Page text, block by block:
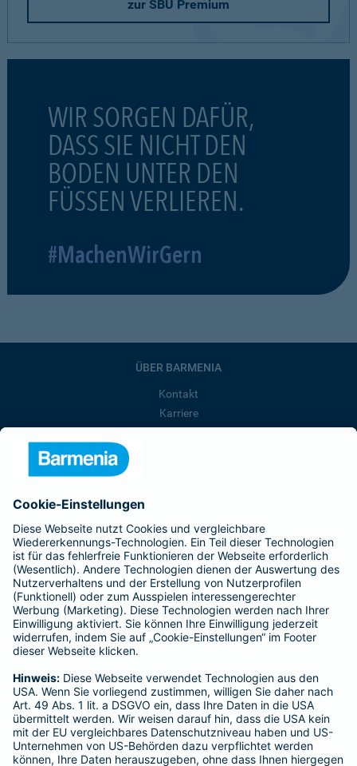
zur SBU Premium
WIR SORGEN DAFÜR,
DASS SIE NICHT DEN
BODEN UNTER DEN
FÜSSEN VERLIEREN.
#MachenWirGern
ÜBER BARMENIA
Kontakt
Karriere
Barmenia ist Teil der BarmeniaGothaer
BELIEBTE SEITEN
Kranken-Zusatzversicherung
Tierversicherungen
Haftpflichtversicherung
Hausratversicherung
Adresse ändern
Schaden melden
Kilometerstandsmeldung
Serviceübersicht